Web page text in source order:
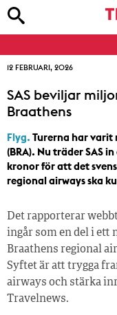
12 FEBRUARI, 2026
SAS beviljar
Braathens
Flyg. Turerna har varit
(BRA). Nu träder SAS
kronor för att det
regional airways ska
Det rapporterar
ingår som en del i ett
Braathens regional
Syftet är att trygga
airways och stärka
Travelnews.